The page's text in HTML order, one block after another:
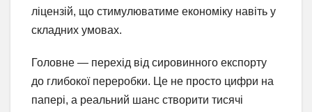
ліцензій, що стимулюватиме економіку навіть у
складних умовах.
Головне — перехід від сировинного експорту
до глибокої переробки. Це не просто цифри на
папері, а реальний шанс створити тисячі